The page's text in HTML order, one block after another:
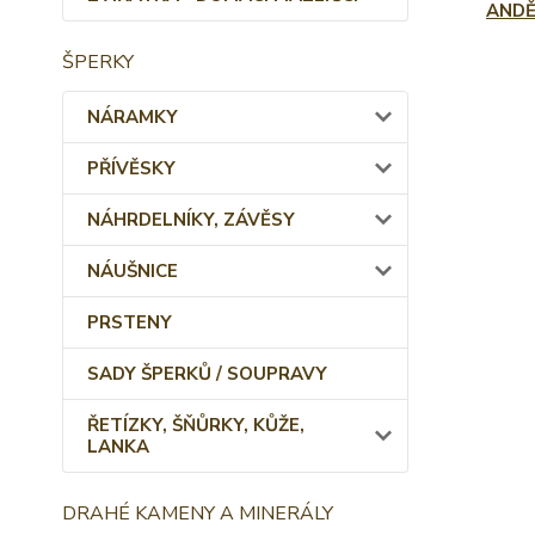
ŠPERKY
NÁRAMKY
PŘÍVĚSKY
NÁHRDELNÍKY, ZÁVĚSY
NÁUŠNICE
PRSTENY
SADY ŠPERKŮ / SOUPRAVY
ŘETÍZKY, ŠŇŮRKY, KŮŽE,
LANKA
DRAHÉ KAMENY A MINERÁLY